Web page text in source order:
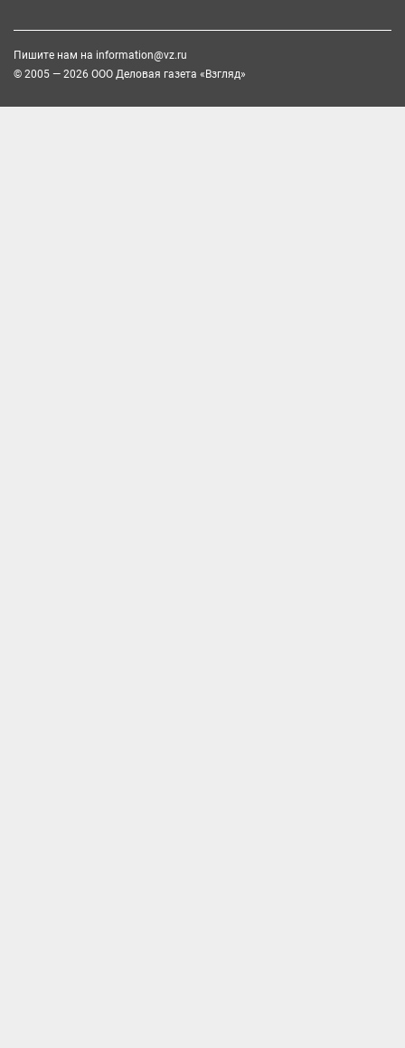
Пишите нам на information@vz.ru
© 2005 — 2026 ООО Деловая газета «Взгляд»